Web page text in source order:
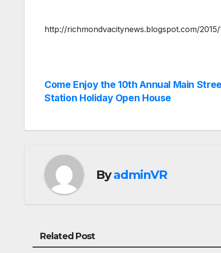
http://richmondvacitynews.blogspot.com/
Post
navigation
Come Enjoy the 10th Annual Main
Station Holiday Open House
ByadminVR
Related Post